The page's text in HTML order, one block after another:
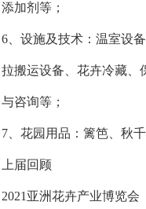
添加剂等；
6、设施及技术：温室设
拉搬运设备、花卉冷藏、
与咨询等；
7、花园用品：篱笆、秋
上届回顾
2021亚洲花卉产业博览